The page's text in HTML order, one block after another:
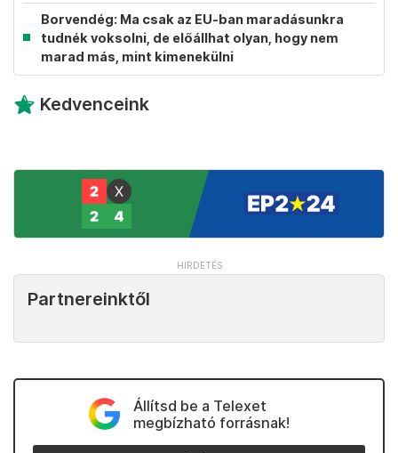
Borvendég: Ma csak az EU-ban maradásunkra
tudnék voksolni, de előállhat olyan, hogy nem
marad más, mint kimenekülni
Kedvenceink
Partnereinktől
Állítsd be a Telexet
megbízható forrásnak!